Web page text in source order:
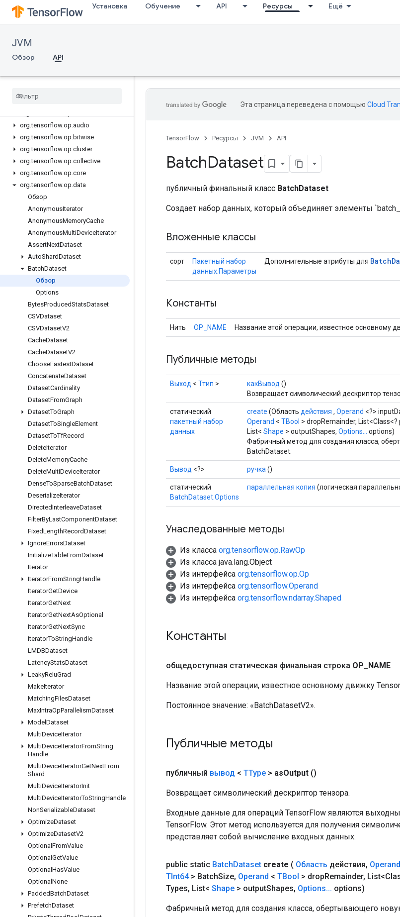
Установка Обучение API Ресурсы Ещё
JVM
Обзор API
org.tensorflow.ndarray.impl.buffer.misc
org.tensorflow.ndarray.impl.buffer.nio
org.tensorflow.ndarray.impl.buffer.raw
org.tensorflow.ndarray.impl.dense
dimension
sequence
tensorflow
org.tensorflow.op.audio
org.tensorflow.op.bitwise
org.tensorflow.op.cluster
org.tensorflow.op.collective
org.tensorflow.op.core
org.tensorflow.op.data
Обзор
AnonymousIterator
AnonymousMemoryCache
AnonymousMultiDeviceIterator
AssertNextDataset
AutoShardDataset
BatchDataset
Обзор
Options
BytesProducedStatsDataset
CSVDataset
CSVDatasetV2
CacheDataset
CacheDatasetV2
ChooseFastestDataset
ConcatenateDataset
DatasetCardinality
DatasetFromGraph
DatasetToGraph
DatasetToSingleElement
DatasetToTfRecord
DeleteIterator
DeleteMemoryCache
DeleteMultiDeviceIterator
DenseToSparseBatchDataset
DeserializeIterator
DirectedInterleaveDataset
FilterByLastComponentDataset
FixedLengthRecordDataset
IgnoreErrorsDataset
InitializeTableFromDataset
Iterator
IteratorFromStringHandle
IteratorGetDevice
IteratorGetNext
IteratorGetNextAsOptional
IteratorGetNextSync
IteratorToStringHandle
LMDBDataset
LatencyStatsDataset
LeakyReluGrad
MakeIterator
MatchingFilesDataset
MaxIntraOpParallelismDataset
Model Dataset
MultiDeviceIterator
MultiDeviceIteratorFromString
Handle
MultiDeviceIteratorGetNextFrom
Shard
MultiDeviceIteratorInit
MultiDeviceIteratorToStringHandle
NonSerializableDataset
OptimizeDataset
OptimizeDatasetV2
Optional FromValue
Optional GetValue
Optional HasValue
Optional None
PaddedBatchDataset
PrefetchDataset
Эта страница переведена с помощью Cloud
TensorFlow Ресурсы JVM API
BatchDataset
публичный финальный класс BatchDataset
Создает набор данных, который объединяет элементы
Вложенные классы
сорт
Пакетный набор
данных.Параметры
Дополнительные атрибуты для Batch
Константы
Нить OP_NAME Название этой операции, известное основному
Публичные методы
Выход < Ттип > какВывод ()
Возвращает символический дескриптор
статический
пакетный набор
данных
create (Область действия , Operand <?>
Operand < TBool > dropRemainder,
List< Shape > outputShapes, Options...
options)
Фабричный метод для создания класса,
BatchDataset.
Вывод <?> ручка ()
статический
BatchDataset.Options
параллельная копия (логическая
Унаследованные методы
Из класса org.tensorflow.op.RawOp
Из класса java.lang.Object
Из интерфейса org.tensorflow.op.Op
Из интерфейса org.tensorflow.Operand
Из интерфейса org.tensorflow.ndarray.Shaped
Константы
общедоступная статическая финальная строка OP NAME
Название этой операции, известное основному движку
Постоянное значение: «BatchDatasetV2».
Публичные методы
публичный вывод < TType > asOutput ()
Возвращает символический дескриптор тензора.
Входные данные для операций TensorFlow являются
TensorFlow. Этот метод используется для получения
представляет собой вычисление входных данных.
public static BatchDataset create ( Область действия, Operand
TInt64> BatchSize, Operand < TBool > dropRemainder,
Types, List< Shape > outputShapes, Options... options)
Фабричный метод для создания класса, обертывающего